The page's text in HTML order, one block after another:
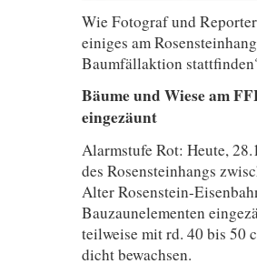
Wie Fotograf und
einiges am
Baumfällaktion
Bäume und Wiese am
eingezäunt
Alarmstufe Rot: Heute,
des Rosensteinhangs
Alter Rosenstein-
Bauzaunelementen
teilweise mit rd. 40 bis 50
dicht bewachsen.